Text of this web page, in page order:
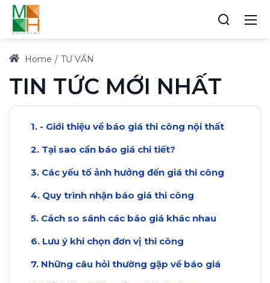
Home TƯ VẤN
TIN TỨC MỚI NHẤT
- Giới thiệu về báo giá thi công nội thất
Tại sao cần báo giá chi tiết?
Các yếu tố ảnh hưởng đến giá thi công
Quy trình nhận báo giá thi công
Cách so sánh các báo giá khác nhau
Lưu ý khi chọn đơn vị thi công
Những câu hỏi thường gặp về báo giá